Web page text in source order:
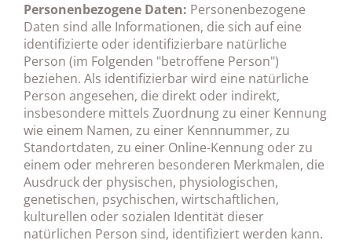
Personenbezogene Daten: Personenbezogene
Daten sind alle Informationen, die sich auf eine
identifizierte oder identifizierbare natürliche
Person (im Folgenden "betroffene Person")
beziehen. Als identifizierbar wird eine natürliche
Person angesehen, die direkt oder indirekt,
insbesondere mittels Zuordnung zu einer Kennung
wie einem Namen, zu einer Kennnummer, zu
Standortdaten, zu einer Online-Kennung oder zu
einem oder mehreren besonderen Merkmalen, die
Ausdruck der physischen, physiologischen,
genetischen, psychischen, wirtschaftlichen,
kulturellen oder sozialen Identität dieser
natürlichen Person sind, identifiziert werden kann.